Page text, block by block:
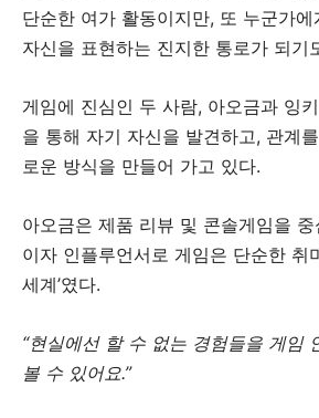
단순한 여가 활동이지만, 또 누군가
자신을 표현하는 진지한 통로가 되기
게임에 진심인 두 사람, 아오금과 잉
을 통해 자기 자신을 발견하고, 관계
로운 방식을 만들어 가고 있다.
아오금은 제품 리뷰 및 콘솔게임을
이자 인플루언서로 게임은 단순한 취
세계’였다.
“현실에선 할 수 없는 경험들을 게임
볼 수 있어요.”